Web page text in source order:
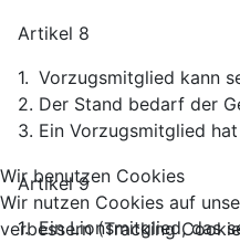
Artikel 8
1. Vorzugsmitglied kann
2. Der Stand bedarf der
3. Ein Vorzugsmitglied
Artikel 9
1. Ein Lionsmitglied, das
Wir benutzen Cookies
Wir nutzen Cookies auf
verbessern (Tracking